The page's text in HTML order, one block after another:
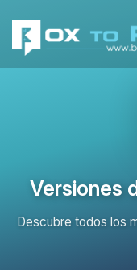
Versiones
Descubre todos los